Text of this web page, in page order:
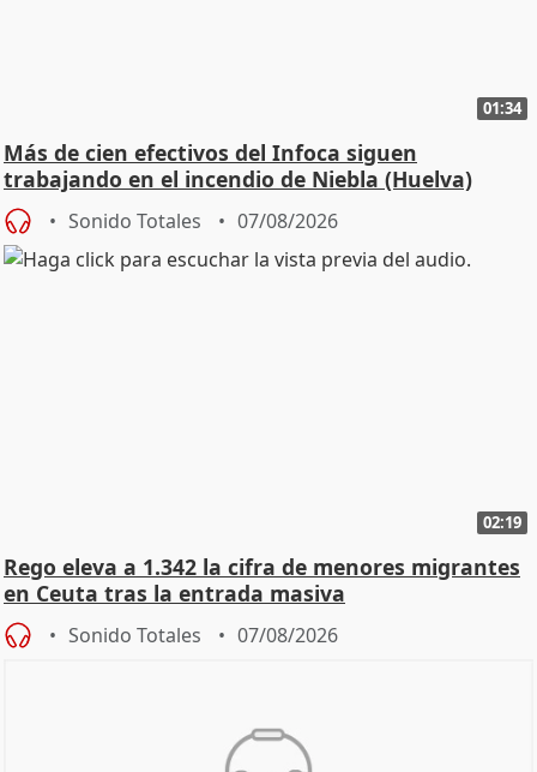
01:34
Más de cien efectivos del Infoca siguen
trabajando en el incendio de Niebla (Huelva)
Sonido Totales 07/08/2026
02:19
Rego eleva a 1.342 la cifra de menores migrantes
en Ceuta tras la entrada masiva
Sonido Totales 07/08/2026